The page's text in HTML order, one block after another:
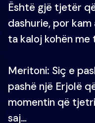
Është gjë tjetër
dashurie, por
ta kaloj kohën me
Meritoni: Siç e
pashë një Erjolë
momentin që
saj…